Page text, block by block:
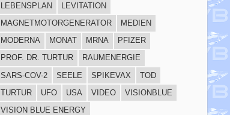
LEBENSPLAN
LEVITATION
MAGNETMOTORGENERATOR
MEDIEN
MODERNA
MONAT MRNA
PFIZER
PROF. DR. TURTUR
RAUMENERGIE
SARS-COV-2
SEELE SPIKEVAX
TOD
TURTUR
UFO USA VIDEO
VISIONBLUE
VISION BLUE ENERGY